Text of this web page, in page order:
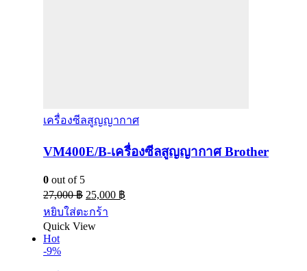
เครื่องซีลสูญญากาศ
VM400E/B-เครื่องซีลสูญญากาศ Brother
0 out of 5
27,000฿ 25,000 ฿
หยิบใส่ตะกร้า
Quick View
Hot
-9%